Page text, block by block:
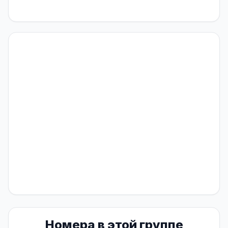
Номера в этой группе